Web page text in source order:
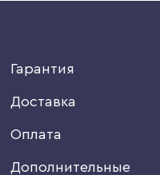
Гарантия
Доставка
Оплата
Дополнительные